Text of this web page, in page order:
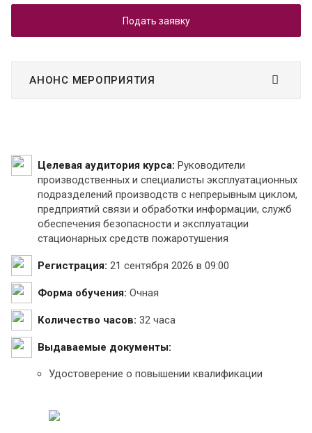
Подать заявку
АНОНС МЕРОПРИЯТИЯ
Целевая аудитория курса: Руководители
производственных и специалисты эксплуатационных
подразделений производств с непрерывным циклом,
предприятий связи и обработки информации, служб
обеспечения безопасности и эксплуатации
стационарных средств пожаротушения
Регистрация: 21 сентября 2026 в 09:00
Форма обучения: Очная
Количество часов: 32 часа
Выдаваемые документы:
Удостоверение о повышении квалификации